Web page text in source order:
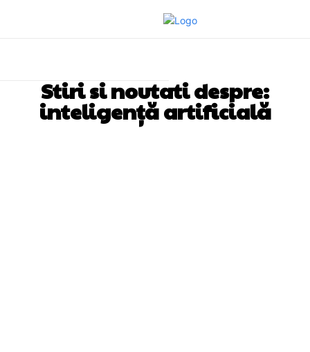
Stiri si noutati despre:
inteligență artificială